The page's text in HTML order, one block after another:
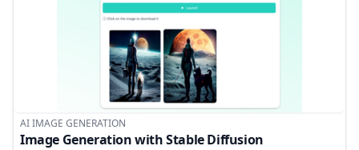
AI IMAGE GENERATION
Image Generation with Stable Diffusion